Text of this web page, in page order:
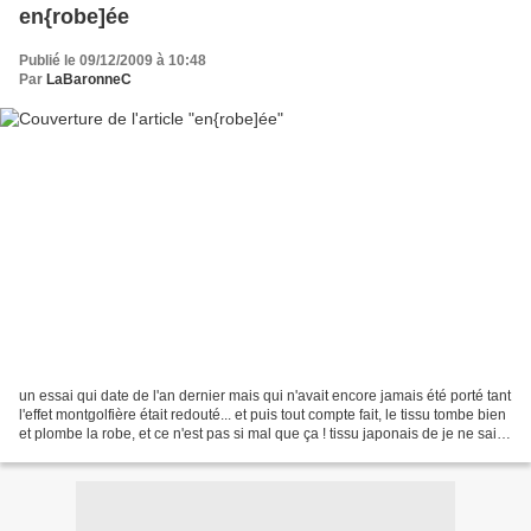
en{robe]ée
Publié le 09/12/2009 à 10:48
Par LaBaronneC
un essai qui date de l'an dernier mais qui n'avait encore jamais été porté tant
l'effet montgolfière était redouté... et puis tout compte fait, le tissu tombe bien
et plombe la robe, et ce n'est pas si mal que ça ! tissu japonais de je ne sais